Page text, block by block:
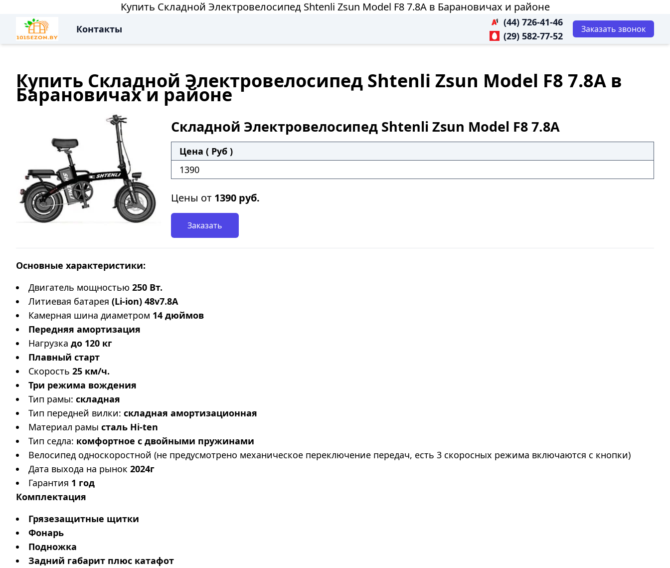
Купить Складной Электровелосипед Shtenli Zsun Model F8 7.8A в Барановичах и районе
Контакты
(44) 726-41-46
(29) 582-77-52
Заказать звонок
Купить Складной Электровелосипед Shtenli Zsun Model F8 7.8A в
Барановичах и районе
Складной Электровелосипед Shtenli Zsun Model F8 7.8A
Цена ( Руб )
1390
Цены от 1390 руб.
Заказать
Основные характеристики:
Двигатель мощностью 250 Вт.
Литиевая батарея (Li-ion) 48v7.8А
Камерная шина диаметром 14 дюймов
Передняя амортизация
Нагрузка до 120 кг
Плавный старт
Скорость 25 км/ч.
Три режима вождения
Тип рамы: складная
Тип передней вилки: складная амортизационная
Материал рамы сталь Hi-ten
Тип седла: комфортное с двойными пружинами
Велосипед односкоростной (не предусмотрено механическое переключение передач, есть 3 скоросных режима включаются с кнопки)
Дата выхода на рынок 2024г
Гарантия 1 год
Комплектация
Грязезащитные щитки
Фонарь
Подножка
Задний габарит плюс катафот